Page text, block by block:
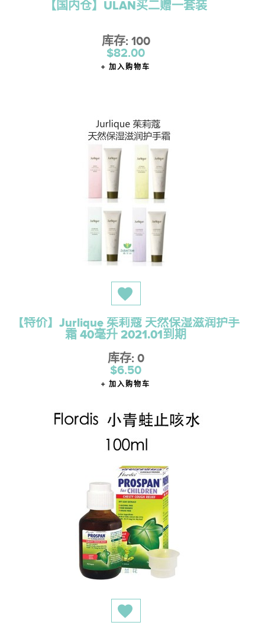
【国内仓】ULAN买二赠一套装
库存: 100
$82.00
加入购物车
【特价】Jurlique 茱莉蔻 天然保湿滋润护手
霜 40毫升 2021.01到期
库存: 0
$6.50
加入购物车